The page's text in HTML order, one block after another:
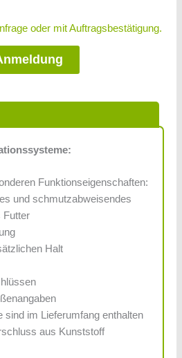
oder mit Auftragsbestätigung.
Funktionseigenschaften:
und schmutzabweisendes
Futter
Halt
sind im Lieferumfang enthalten
aus Kunststoff